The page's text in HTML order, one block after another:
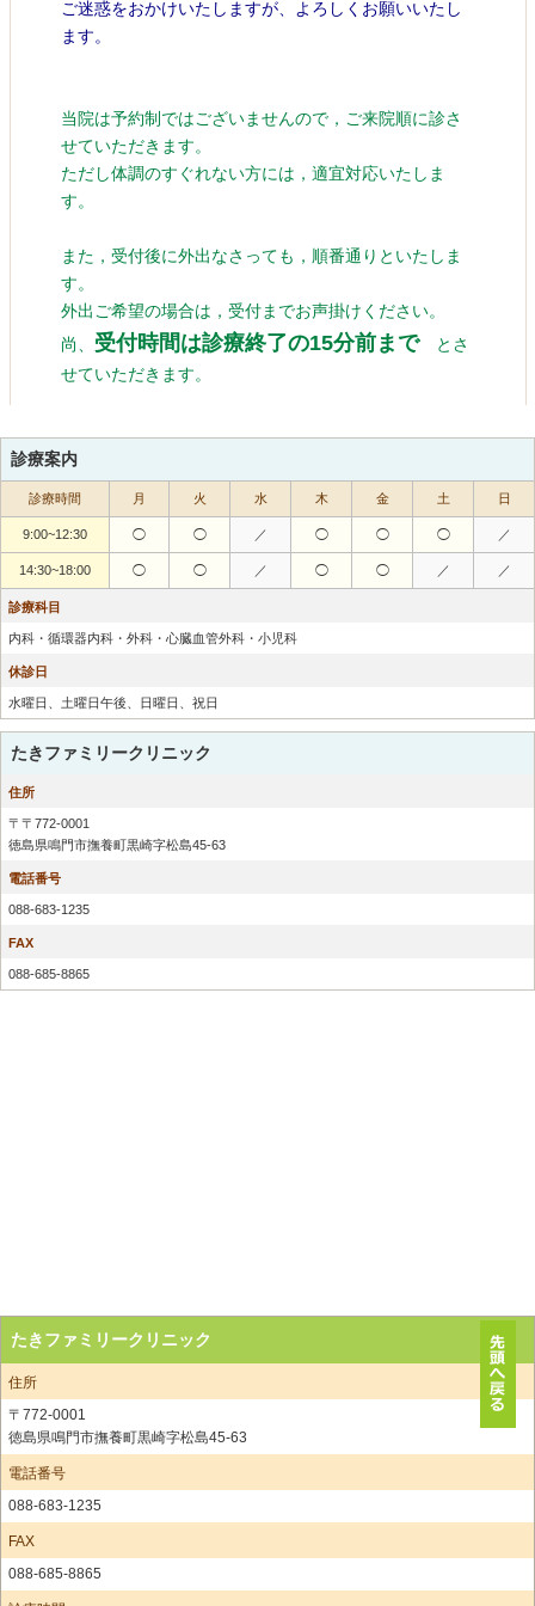
診療案内
診療時間 月 火 水 木 金 土 日
9:00~12:30 ◯ ◯ ／ ◯ ◯ ◯ ／
14:30~18:00 ◯ ◯ ／ ◯ ◯ ／ ／
診療科目
内科・循環器内科・外科・心臓血管外科・小児科
休診日
水曜日、土曜日午後、日曜日、祝日
たきファミリークリニック
住所
〒〒772-0001
徳島県鳴門市撫養町黒崎字松島45-63
電話番号
088-683-1235
FAX
088-685-8865
たきファミリークリニック
住所
〒772-0001
徳島県鳴門市撫養町黒崎字松島45-63
電話番号
088-683-1235
FAX
088-685-8865